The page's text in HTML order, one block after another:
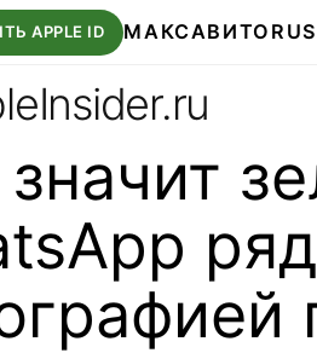
APPLE ID МАКСАВИТО